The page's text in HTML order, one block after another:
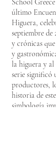
School
último
Higuera,
septiembre de
y crónicas
y
la higuera y al
serie significó
productores,
historia de
simbología